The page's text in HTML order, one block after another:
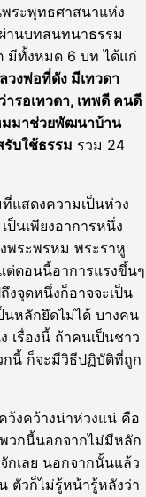
ระพุทธศาสนาแห่ง
านบทสนทนาธรรม
มีทั้งหมด 6 บท ได้แก่
งพ่อที่ดัง มีเทวดา
รอเทวดา, เทพดี คนดี
มาช่วยพัฒนาบ้าน
รับใช้ธรรม รวม 24
แสดงความเป็นห่วง
นเพียงอาการหนึ่ง
พระพรหม พระราหู
ต่ตอนนี้อาการแรงขึ้นๆ
งจุดหนึ่งก็อาจจะเป็น
นหลักยึดไม่ได้ บางคน
เรื่องนี้ ถ้าคนเป็นชาว
กนี้ ก็จะมีวิธีปฏิบัติที่ถูก
ว้งคว้างน่าห่วงแน่ คือ
วกนี้นอกจากไม่มีหลัก
กเลย นอกจากนั้นแล้ว
ตัวก็ไม่รู้หน้ารู้หลังว่า